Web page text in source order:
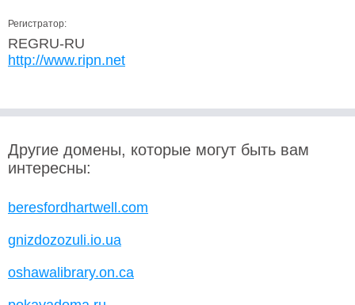
Регистратор:
REGRU-RU
http://www.ripn.net
Другие домены, которые могут быть вам
интересны:
beresfordhartwell.com
gnizdozozuli.io.ua
oshawalibrary.on.ca